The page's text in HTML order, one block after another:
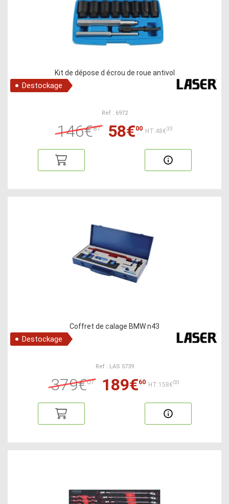
Kit de dépose d écrou de roue antivol
Destockage
Ref : 6972
146€87 58€00 HT:48€33
Coffret de calage BMW n43
Destockage
Ref : LAS 5739
379€07 189€60 HT:158€00